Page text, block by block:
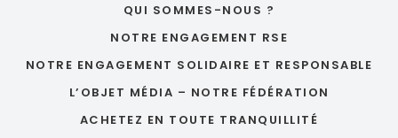
QUI SOMMES-NOUS ?
NOTRE ENGAGEMENT RSE
NOTRE ENGAGEMENT SOLIDAIRE ET RESPONSABLE
L’OBJET MÉDIA – NOTRE FÉDÉRATION
ACHETEZ EN TOUTE TRANQUILLITÉ